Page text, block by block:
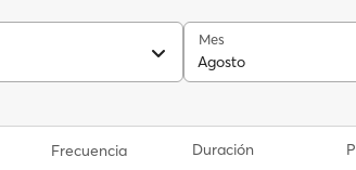
Mes
Agosto
Frecuencia Duración